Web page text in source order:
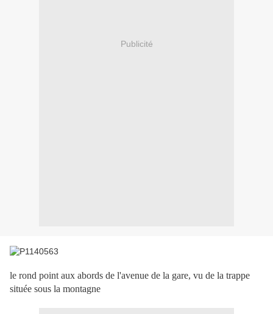
Publicité
le rond point aux abords de l'avenue de la gare, vu de la trappe
située sous la montagne